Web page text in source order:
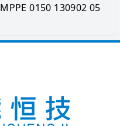
0150 130902 05